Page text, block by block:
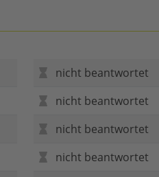
nicht beantwortet
nicht beantwortet
nicht beantwortet
nicht beantwortet